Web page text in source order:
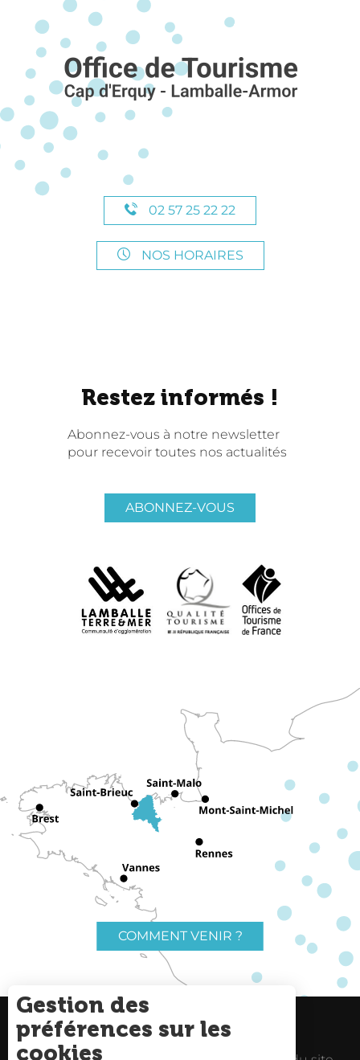
02 57 25 22 22
NOS HORAIRES
Restez informés !
Abonnez-vous à notre newsletter
pour recevoir toutes nos actualités
ABONNEZ-VOUS
COMMENT VENIR ?
Charte du voyageur Liens utiles
Gestion des
préférences sur les
cookies